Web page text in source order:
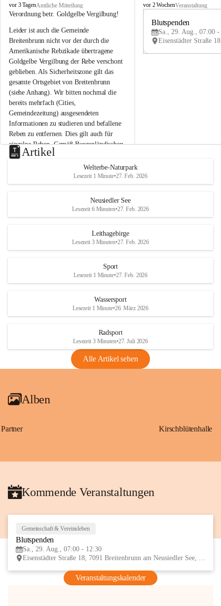
B
r
i
t
e
n
b
r
u
n
n
a
m
N
e
u
s
d
S
vor 3 TagenAmtliche Mitteilung
Verordnung betr. Goldgelbe Vergilbung!
Leider ist auch die Gemeinde
Breitenbrunn nicht vor der durch die
Amerikanische Rebzikade übertragene
Goldgelbe Vergilbung der Rebe verschont
geblieben. Als Sicherheitszone gilt das
gesamte Ortsgebiet von Breitenbrunn
(siehe Anhang). Wir bitten nochmal die
bereits mehrfach (Cities,
Gemeindezeitung) ausgesendeten
Informationen zu studieren und befallene
Reben zu entfernen. Dies gilt auch für
einzelne Reben. Gemäß Burgenländischen
Weinbaugesetz sind nicht gepflegte oder
unzulässige Weingärten zu roden! Bitte
helfen wir zusammen um unsere Winzer
vor den prognostizierten Ernteausfällen
und den daraus folgenden wirtschaftlichen
Maßnahmen zur Bekämpfung
Rebe und der Amerikanischen
Anhang VBl. EU Nr. 18
1 Seite•1,4 MB
VBl. EU Nr. 18_2026
B
e
u
e
d
r
S
vor 2 WochenVeranstaltung
Blutspenden
Sa., 29. Aug., 07:00 -
Artikel
Welterbe-Naturpark
Lesezeit 1 Minute•27. Feb. 2026
Neusiedler See
Lesezeit 6 Minuten•27. Feb. 2026
Leithagebirge
Lesezeit 3 Minuten•27. Feb. 2026
Sport
Lesezeit 1 Minute•27. Feb. 2026
Wassersport
Lesezeit 1 Minute•26. März 2026
Radsport
Lesezeit 3 Minuten•27. Juli 2026
Alle Artikel sehen
Alben
Partner Kirschblütenhalle
Kommende Veranstaltungen
Gemeinschaft & Vereinsleben
Blutspenden
Sa., 29. Aug., 07:00 - 12:30
Eisenstädter Straße 18, 7091 Breitenbrunn am Neusiedler See, AUT
Veranstaltungskalender